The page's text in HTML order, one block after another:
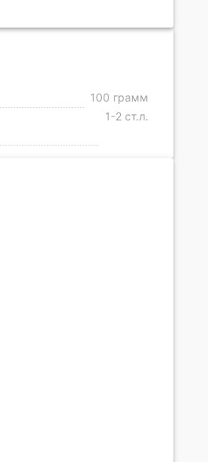
100 грамм
1-2 ст.л.